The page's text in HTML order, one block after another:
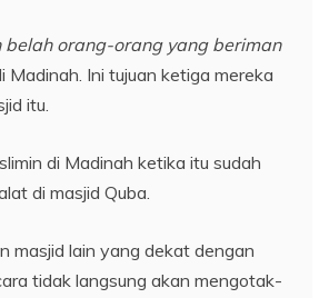
belah orang-orang yang beriman
Madinah. Ini tujuan ketiga mereka
itu.
di Madinah ketika itu sudah
di masjid Quba.
masjid lain yang dekat dengan
tidak langsung akan mengotak-